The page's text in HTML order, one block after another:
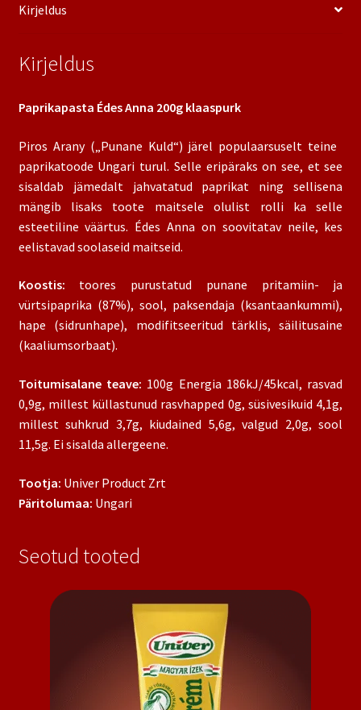
Kirjeldus
Kirjeldus
Paprikapasta Édes Anna 200g klaaspurk
Piros Arany („Punane Kuld“) järel populaarsuselt teine ​​
paprikatoode Ungari turul. Selle eripäraks on see, et see
sisaldab jämedalt jahvatatud paprikat ning sellisena
mängib lisaks toote maitsele olulist rolli ka selle
esteetiline väärtus. Édes Anna on soovitatav neile, kes
eelistavad soolaseid maitseid.
Koostis: toores purustatud punane pritamiin- ja
vürtsipaprika (87%), sool, paksendaja (ksantaankummi),
hape (sidrunhape), modifitseeritud tärklis, säilitusaine
(kaaliumsorbaat).
Toitumisalane teave: 100g Energia 186kJ/45kcal, rasvad
0,9g, millest küllastunud rasvhapped 0g, süsivesikuid 4,1g,
millest suhkrud 3,7g, kiudained 5,6g, valgud 2,0g, sool
11,5g. Ei sisalda allergeene.
Tootja: Univer Product Zrt
Päritolumaa: Ungari
Seotud tooted